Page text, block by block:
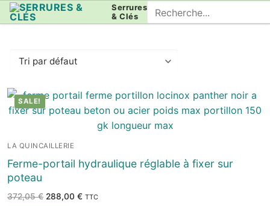
Aller
au
Serrures
& Clés
Rechercher
:
SALE!
LA QUINCAILLERIE
Ferme-portail hydraulique réglable à fixer sur
poteau
372,05€ Le
288,00 €Le
TTC